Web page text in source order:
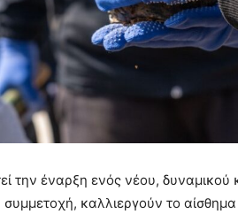
την έναρξη ενός νέου, δυναμικού
καλλιεργούν το